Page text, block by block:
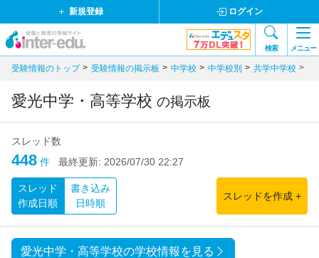
新規登録 ログイン
検索 メニュー
受験情報のトップ 受験情報の掲示板 中学校 中学校別 共学中学校
愛光中学・高等学校 の掲示板
スレッド数
448 件 最終更新: 2026/07/30 22:27
スレッド
作成日順
書き込み
日時順
スレッドを作成 +
愛光中学・高等学校の学校情報を見る